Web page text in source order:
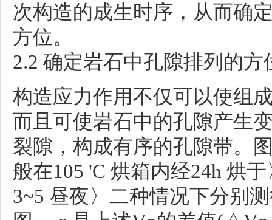
次构造的成生时序，从而确
方位。
2.2 确定岩石中孔隙排列的方
构造应力作用不仅可以使组
而且可使岩石中的孔隙产生
裂隙，构成有序的孔隙带。
般在105 'C 烘箱内经24h 烘
3~5 昼夜〉二种情况下分别